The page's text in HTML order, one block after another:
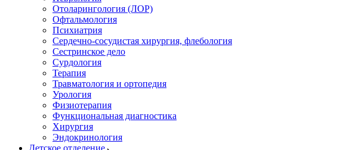
Отоларингология (ЛОР)
Офтальмология
Психиатрия
Сердечно-сосудистая хирургия, флебология
Сестринское дело
Сурдология
Терапия
Травматология и ортопедия
Урология
Физиотерапия
Функциональная диагностика
Хирургия
Эндокринология
Детское отделение